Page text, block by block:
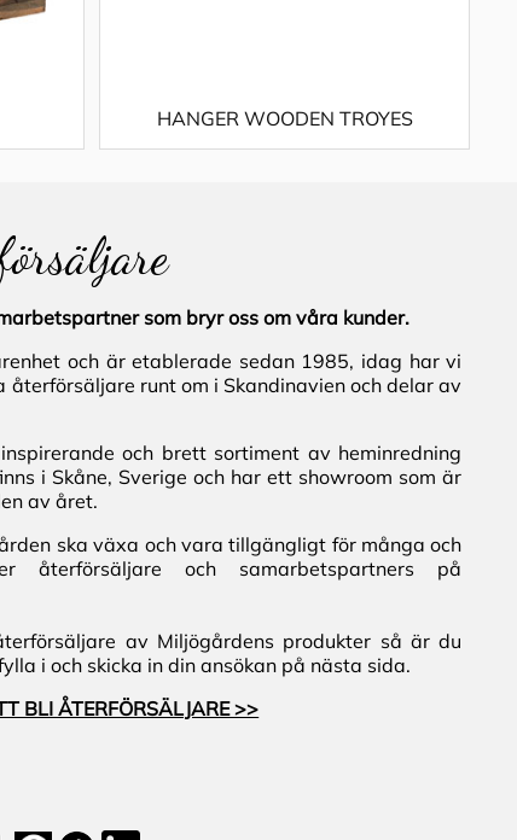
HANGER WOODEN TROYES
som bryr oss om våra kunder.
och är etablerade sedan 1985, idag har vi
återförsäljare runt om i Skandinavien och delar av
och brett sortiment av heminredning
i Skåne, Sverige och har ett showroom som är
av året.
ska växa och vara tillgängligt för många och
återförsäljare och samarbetspartners på
av Miljögårdens produkter så är du
i och skicka in din ansökan på nästa sida.
BLI ÅTERFÖRSÄLJARE >>